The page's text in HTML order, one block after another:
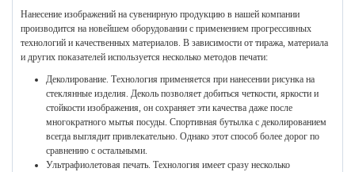
Нанесение изображений на сувенирную продукцию в нашей компании
производится на новейшем оборудовании с применением прогрессивных
технологий и качественных материалов. В зависимости от тиража, материала
и других показателей используется несколько методов печати:
Деколирование. Технология применяется при нанесении рисунка на
стеклянные изделия. Деколь позволяет добиться четкости, яркости и
стойкости изображения, он сохраняет эти качества даже после
многократного мытья посуды. Спортивная бутылка с деколированием
всегда выглядит привлекательно. Однако этот способ более дорог по
сравнению с остальными.
Ультрафиолетовая печать. Технология имеет сразу несколько